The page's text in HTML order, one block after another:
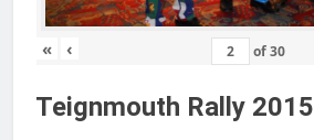
« ‹ of30
Teignmouth Rally 2015